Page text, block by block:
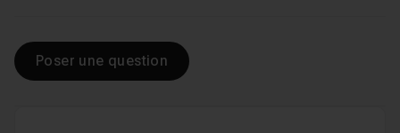
Poser une question